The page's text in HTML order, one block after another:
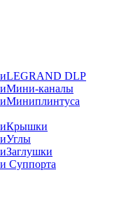
LEGRAND DLP
Мини-каналы
Миниплинтуса
Крышки
Углы
Заглушки
Суппорта